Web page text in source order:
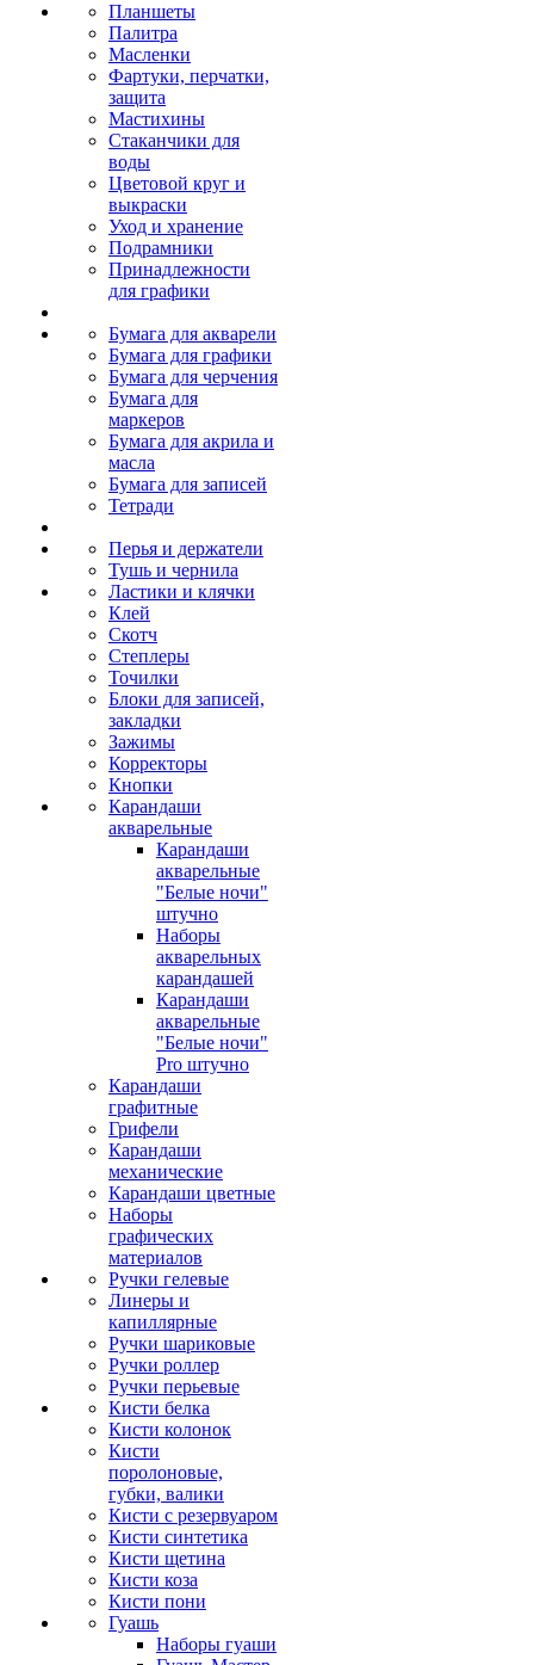
Планшеты
Палитра
Масленки
Фартуки, перчатки,
защита
Мастихины
Стаканчики для
воды
Цветовой круг и
выкраски
Уход и хранение
Подрамники
Принадлежности
для графики
Бумага для акварели
Бумага для графики
Бумага для черчения
Бумага для
маркеров
Бумага для акрила и
масла
Бумага для записей
Тетради
Перья и держатели
Тушь и чернила
Ластики и клячки
Клей
Скотч
Степлеры
Точилки
Блоки для записей,
закладки
Зажимы
Корректоры
Кнопки
Карандаши
акварельные
Карандаши
акварельные
"Белые ночи"
штучно
Наборы
акварельных
карандашей
Карандаши
акварельные
"Белые ночи"
Pro штучно
Карандаши
графитные
Грифели
Карандаши
механические
Карандаши цветные
Наборы
графических
материалов
Ручки гелевые
Линеры и
капиллярные
Ручки шариковые
Ручки роллер
Ручки перьевые
Кисти белка
Кисти колонок
Кисти
поролоновые,
губки, валики
Кисти с резервуаром
Кисти синтетика
Кисти щетина
Кисти коза
Кисти пони
Гуашь
Наборы гуаши